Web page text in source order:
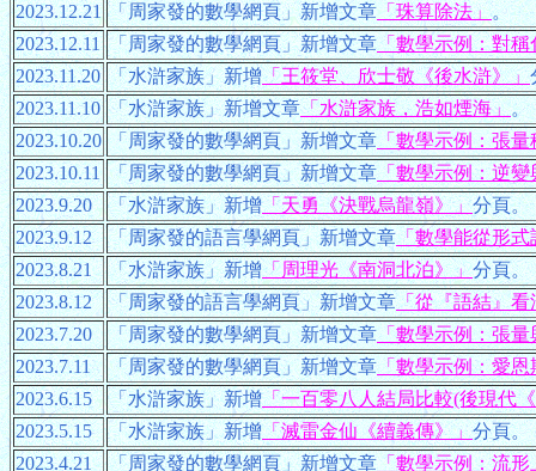
2023.12.21 「周家發的數學網頁」新增文章「珠算除法」。
2023.12.11 「周家發的數學網頁」新增文章「數學示例：對稱
2023.11.20 「水滸家族」新增「王筱堂、欣士敬《後水滸》」
2023.11.10 「水滸家族」新增文章「水滸家族，浩如煙海」。
2023.10.20 「周家發的數學網頁」新增文章「數學示例：張
2023.10.11 「周家發的數學網頁」新增文章「數學示例：逆變
2023.9.20
「水滸家族」新增「天勇《決戰烏龍嶺》」分頁。
2023.9.12
「周家發的語言學網頁」新增文章「數學能從形
2023.8.21
「水滸家族」新增「周理光《南洞北泊》」分頁。
2023.8.12
「周家發的語言學網頁」新增文章「從『語結』看
2023.7.20
「周家發的數學網頁」新增文章「數學示例：張
2023.7.11
「周家發的數學網頁」新增文章「數學示例：愛
2023.6.15
「水滸家族」新增「一百零八人結局比較(後現代
2023.5.15
「水滸家族」新增「滅雷金仙《續義傳》」分頁。
2023.4.21
「周家發的數學網頁」新增文章「數學示例：流形